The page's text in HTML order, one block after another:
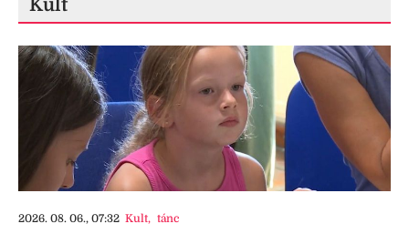
Kult
2026. 08. 06., 07:32 Kult, tánc